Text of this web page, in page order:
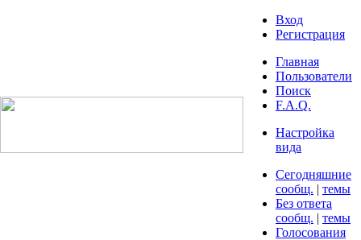
Вход
Регистрация
Главная
Пользователи
Поиск
F.A.Q.
Настройка
вида
Сегодняшние
сообщ. | темы
Без ответа
сообщ. | темы
Голосования